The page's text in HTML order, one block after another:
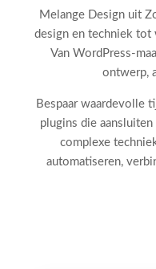
Melange Design uit
design en techniek tot
Van WordPress-
ontwerp,
Bespaar waardevolle
plugins die
complexe
automatiseren,